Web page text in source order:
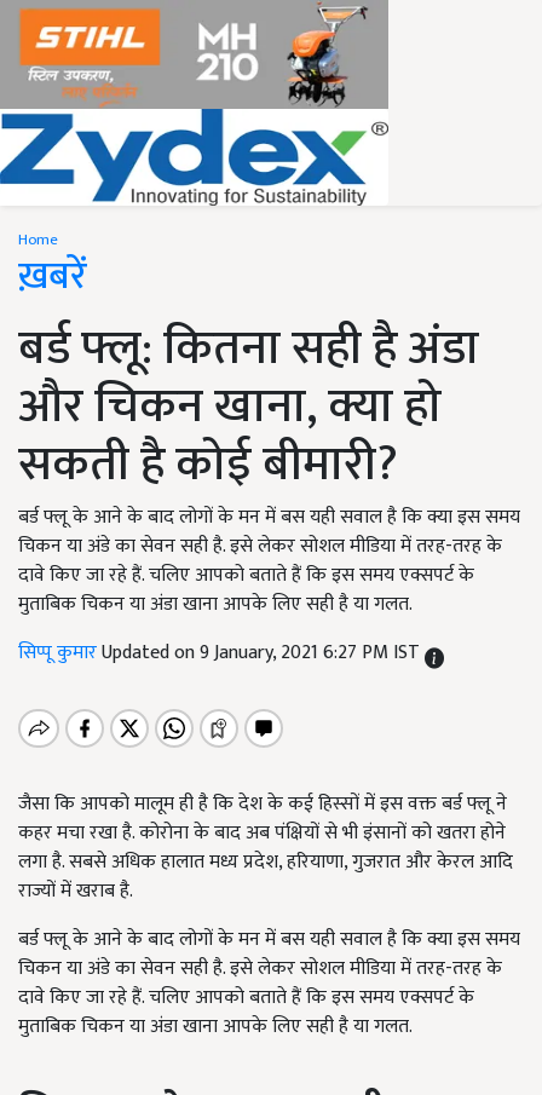
Home
ख़बरें
बर्ड फ्लू: कितना सही है अंडा
और चिकन खाना, क्या हो
सकती है कोई बीमारी?
बर्ड फ्लू के आने के बाद लोगों के मन में बस यही सवाल है कि क्या इस समय
चिकन या अंडे का सेवन सही है. इसे लेकर सोशल मीडिया में तरह-तरह के
दावे किए जा रहे हैं. चलिए आपको बताते हैं कि इस समय एक्सपर्ट के
मुताबिक चिकन या अंडा खाना आपके लिए सही है या गलत.
सिप्पू कुमारUpdated on 9 January, 2021 6:27 PM IST
जैसा कि आपको मालूम ही है कि देश के कई हिस्सों में इस वक्त बर्ड फ्लू ने
कहर मचा रखा है. कोरोना के बाद अब पंक्षियों से भी इंसानों को खतरा होने
लगा है. सबसे अधिक हालात मध्य प्रदेश, हरियाणा, गुजरात और केरल आदि
राज्यों में खराब है.
बर्ड फ्लू के आने के बाद लोगों के मन में बस यही सवाल है कि क्या इस समय
चिकन या अंडे का सेवन सही है. इसे लेकर सोशल मीडिया में तरह-तरह के
दावे किए जा रहे हैं. चलिए आपको बताते हैं कि इस समय एक्सपर्ट के
मुताबिक चिकन या अंडा खाना आपके लिए सही है या गलत.